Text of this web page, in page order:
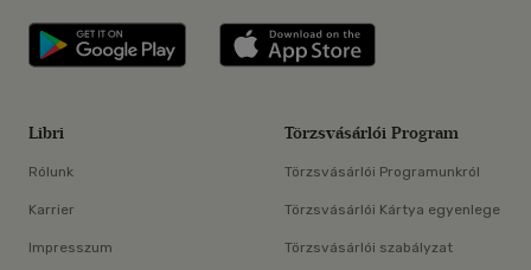
Libri applikáció Szerezd meg: Google
Libri
Rólunk
Karrier
Impresszum
Törzsvásárlói Program
Törzsvásárlói Programunkról
Törzsvásárlói Kártya egyenlege
Törzsvásárlói szabályzat